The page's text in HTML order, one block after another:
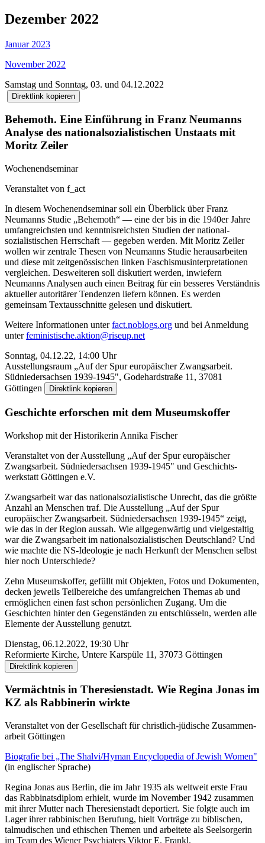
Dezember 2022
Januar 2023
November 2022
Samstag und Sonntag, 03. und 04.12.2022
Direktlink kopieren
Behemoth. Eine Einführung in Franz Neumanns
Analyse des national­sozialistischen Unstaats mit
Moritz Zeiler
Wochenend­seminar
Veranstaltet von f_act
In diesem Wochenend­seminar soll ein Überblick über Franz
Neumanns Studie „Behemoth“ — eine der bis in die 1940er Jahre
umfangreichsten und kenntnis­reichsten Studien der national­
sozialistischen Herrschaft — gegeben werden. Mit Moritz Zeiler
wollen wir zentrale Thesen von Neumanns Studie heraus­arbeiten
und diese mit zeit­genössischen linken Faschismus­interpretationen
vergleichen. Desweiteren soll diskutiert werden, inwiefern
Neumanns Analysen auch einen Beitrag für ein besseres Verständnis
aktueller autoritärer Tendenzen liefern können. Es werden
gemeinsam Text­ausschnitte gelesen und diskutiert.
Weitere Informationen unterfact.noblogs.org und bei Anmeldung
unterfeministische.aktion@riseup.net
Sonntag, 04.12.22, 14:00 Uhr
Ausstellungs­raum „Auf der Spur europäischer Zwangs­arbeit.
Südnieder­sachsen 1939-1945", Godehard­straße 11, 37081
Göttingen
Direktlink kopieren
Geschichte erforschen mit dem Museums­koffer
Workshop mit der Historikerin Annika Fischer
Veranstaltet von der Ausstellung „Auf der Spur europäischer
Zwangs­arbeit. Südnieder­sachsen 1939-1945" und Geschichts­
werkstatt Göttingen e.V.
Zwangs­arbeit war das national­sozialistische Unrecht, das die größte
Anzahl an Menschen traf. Die Ausstellung „Auf der Spur
europäischer Zwangs­arbeit. Süd­nieder­sachsen 1939-1945“ zeigt,
wie das in der Region aussah. Wie allgegen­wärtig und viel­gestaltig
war die Zwangs­arbeit im national­sozialistischen Deutschland? Und
wie machte die NS-Ideologie je nach Herkunft der Menschen selbst
hier noch Unterschiede?
Zehn Museums­koffer, gefüllt mit Objekten, Fotos und Dokumenten,
decken jeweils Teil­bereiche des umfangreichen Themas ab und
ermöglichen einen fast schon persönlichen Zugang. Um die
Geschichten hinter den Gegen­ständen zu entschlüsseln, werden alle
Elemente der Ausstellung genutzt.
Dienstag, 06.12.2022, 19:30 Uhr
Reformierte Kirche, Untere Karspüle 11, 37073 Göttingen
Direktlink kopieren
Vermächtnis in Theresien­stadt. Wie Regina Jonas im
KZ als Rabbinerin wirkte
Veranstaltet von der Gesell­schaft für christlich-jüdische Zusammen­
arbeit Göttingen
Biografie bei „The Shalvi/Hyman Encyclopedia of Jewish Women"
(in englischer Sprache)
Regina Jonas aus Berlin, die im Jahr 1935 als weltweit erste Frau
das Rabbinats­diplom erhielt, wurde im November 1942 zusammen
mit ihrer Mutter nach Theresien­stadt deportiert. Sie folgte auch im
Lager ihrer rabbinischen Berufung, hielt Vorträge zu biblischen,
talmudischen und ethischen Themen und arbeitete als Seel­sorgerin
im Team des Wiener Psychiaters Viktor E. Frankl.